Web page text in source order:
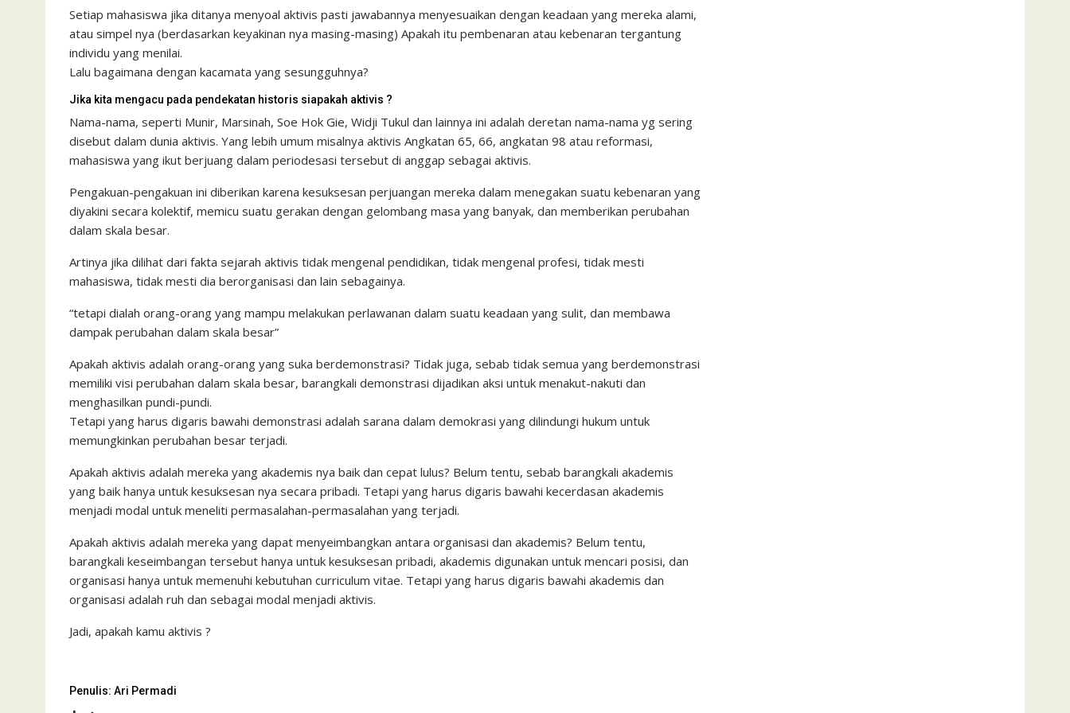
Setiap mahasiswa jika ditanya menyoal aktivis pasti jawabannya menyesuaikan dengan keadaan yang mereka alami,
atau simpel nya (berdasarkan keyakinan nya masing-masing) Apakah itu pembenaran atau kebenaran tergantung
individu yang menilai.
Lalu bagaimana dengan kacamata yang sesungguhnya?
Jika kita mengacu pada pendekatan historis siapakah aktivis ?
Nama-nama, seperti Munir, Marsinah, Soe Hok Gie, Widji Tukul dan lainnya ini adalah deretan nama-nama yg sering
disebut dalam dunia aktivis. Yang lebih umum misalnya aktivis Angkatan 65, 66, angkatan 98 atau reformasi,
mahasiswa yang ikut berjuang dalam periodesasi tersebut di anggap sebagai aktivis.
Pengakuan-pengakuan ini diberikan karena kesuksesan perjuangan mereka dalam menegakan suatu kebenaran yang
diyakini secara kolektif, memicu suatu gerakan dengan gelombang masa yang banyak, dan memberikan perubahan
dalam skala besar.
Artinya jika dilihat dari fakta sejarah aktivis tidak mengenal pendidikan, tidak mengenal profesi, tidak mesti
mahasiswa, tidak mesti dia berorganisasi dan lain sebagainya.
“tetapi dialah orang-orang yang mampu melakukan perlawanan dalam suatu keadaan yang sulit, dan membawa
dampak perubahan dalam skala besar”
Apakah aktivis adalah orang-orang yang suka berdemonstrasi? Tidak juga, sebab tidak semua yang berdemonstrasi
memiliki visi perubahan dalam skala besar, barangkali demonstrasi dijadikan aksi untuk menakut-nakuti dan
menghasilkan pundi-pundi.
Tetapi yang harus digaris bawahi demonstrasi adalah sarana dalam demokrasi yang dilindungi hukum untuk
memungkinkan perubahan besar terjadi.
Apakah aktivis adalah mereka yang akademis nya baik dan cepat lulus? Belum tentu, sebab barangkali akademis
yang baik hanya untuk kesuksesan nya secara pribadi. Tetapi yang harus digaris bawahi kecerdasan akademis
menjadi modal untuk meneliti permasalahan-permasalahan yang terjadi.
Apakah aktivis adalah mereka yang dapat menyeimbangkan antara organisasi dan akademis? Belum tentu,
barangkali keseimbangan tersebut hanya untuk kesuksesan pribadi, akademis digunakan untuk mencari posisi, dan
organisasi hanya untuk memenuhi kebutuhan curriculum vitae. Tetapi yang harus digaris bawahi akademis dan
organisasi adalah ruh dan sebagai modal menjadi aktivis.
Jadi, apakah kamu aktivis ?
Penulis: Ari Permadi